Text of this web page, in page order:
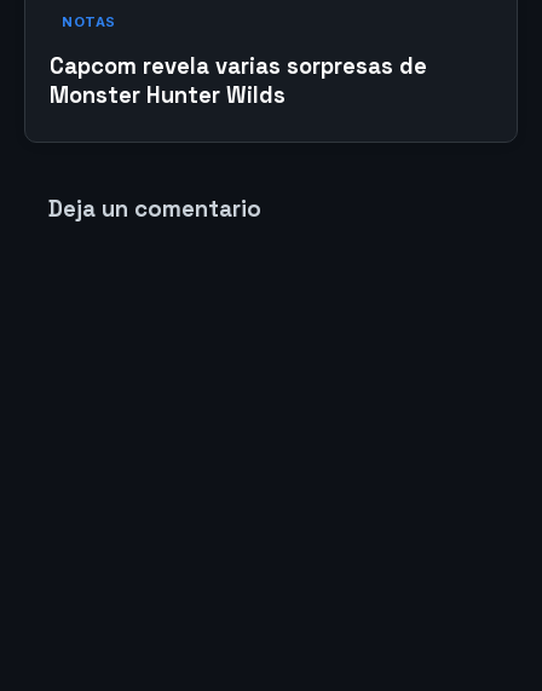
NOTAS
Capcom revela varias sorpresas de
Monster Hunter Wilds
Deja un comentario